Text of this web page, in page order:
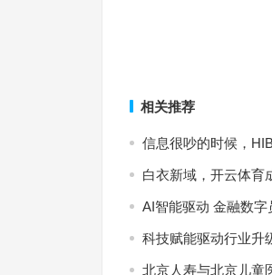
相关推荐
信息很吵的时候，
白衣新域，开云体育
AI智能驱动 金融数
科技赋能驱动行业升
北京人寿与北京儿